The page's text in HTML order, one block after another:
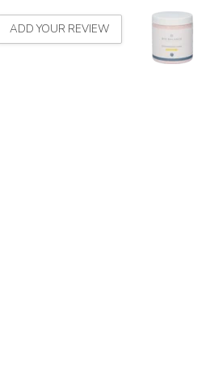
ADD YOUR REVIEW